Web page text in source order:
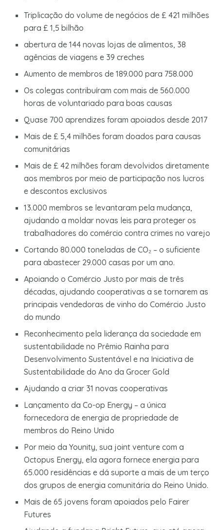
Triplicação do volume de negócios de £ 421 milhões
para £ 1,5 bilhão
abertura de 144 novas lojas de alimentos, 38
agências de viagens e 39 creches
Aumento de membros de 189.000 para 758.000
Os colegas contribuíram com mais de 560.000
horas de voluntariado para boas causas
Quase 700 aprendizes foram apoiados desde 2017
Mais de £ 5,4 milhões foram doados para causas
comunitárias
Mais de £ 42 milhões foram devolvidos diretamente
aos membros por meio de participação nos lucros
e descontos exclusivos
13.000 membros se levantaram pela mudança,
ajudando a moldar novas leis para proteger os
trabalhadores do comércio contra crimes no varejo
Cortando 80.000 toneladas de CO₂ – o suficiente
para abastecer 29.000 casas por um ano.
Apoiando o Comércio Justo por mais de três
décadas, ajudando cooperativas a se tornarem as
principais vendedoras de vinho do Comércio Justo
do mundo
Reconhecimento pela liderança da sociedade em
sustentabilidade no Prêmio Rainha para
Desenvolvimento Sustentável e na Iniciativa de
Sustentabilidade do Ano da Grocer Gold
Ajudando a criar 31 novas cooperativas
Lançamento da Co-op Energy – a única
fornecedora de energia de propriedade de
membros do Reino Unido
Por meio da Younity, sua joint venture com a
Octopus Energy, ela agora fornece energia para
65.000 residências e dá suporte a mais de um terço
dos grupos de energia comunitária do Reino Unido.
Mais de 65 jovens foram apoiados pelo Fairer
Futures